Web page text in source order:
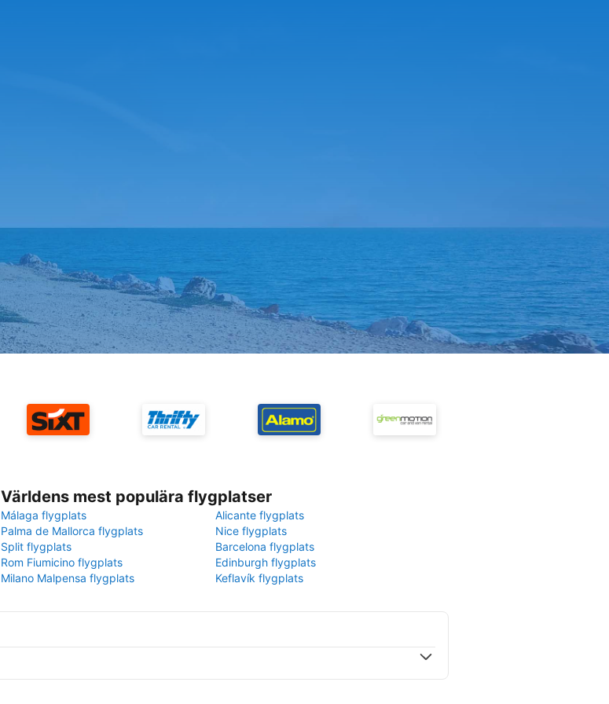
Världens mest populära flygplatser
Málaga flygplats
Alicante flygplats
Palma de Mallorca flygplats
Nice flygplats
Split flygplats
Barcelona flygplats
Rom Fiumicino flygplats
Edinburgh flygplats
Milano Malpensa flygplats
Keflavík flygplats